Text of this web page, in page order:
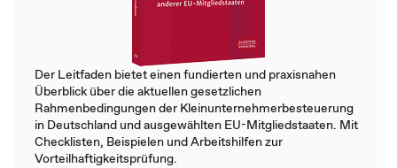
Der Leitfaden bietet einen fundierten und praxisnahen
Überblick über die aktuellen gesetzlichen
Rahmenbedingungen der Kleinunternehmerbesteuerung
in Deutschland und ausgewählten EU-Mitgliedstaaten. Mit
Checklisten, Beispielen und Arbeitshilfen zur
Vorteilhaftigkeitsprüfung.